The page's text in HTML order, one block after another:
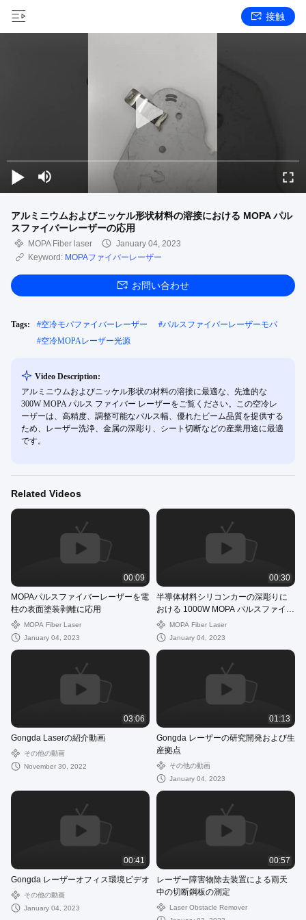
接触
アルミニウムおよびニッケル形状材料の溶接における MOPA パル
スファイバーレーザーの応用
MOPA Fiber laser
January 04, 2023
Keyword: MOPAファイバーレーザー
お問い合わせ
Tags: #空冷モパファイバーレーザー #パルスファイバーレーザーモパ
#空冷MOPAレーザー光源
Video Description:
アルミニウムおよびニッケル形状の材料の溶接に最適な、先進的な
300W MOPA パルス ファイバー レーザーをご覧ください。この空冷レ
ーザーは、高精度、調整可能なパルス幅、優れたビーム品質を提供する
ため、レーザー洗浄、金属の深彫り、シート切断などの産業用途に最適
です。
Related Videos
00:09
MOPAパルスファイバーレーザーを電
柱の表面塗装剥離に応用
MOPA Fiber Laser
January 04, 2023
00:30
半導体材料シリコンカーの深彫りに
おける 1000W MOPA パルスファイバ
ーレーザーの応用
MOPA Fiber Laser
January 04, 2023
03:06
Gongda Laserの紹介動画
その他の動画
November 30, 2022
01:13
Gongda レーザーの研究開発および生
産拠点
その他の動画
January 04, 2023
00:41
Gongda レーザーオフィス環境ビデオ
その他の動画
January 04, 2023
00:57
レーザー障害物除去装置による雨天
中の切断鋼板の測定
Laser Obstacle Remover